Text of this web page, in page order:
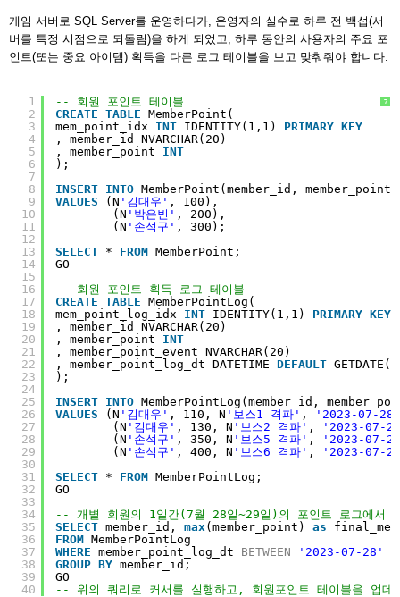
게임 서버로 SQL Server를 운영하다가, 운영자의 실수로 하루 전 백섭(서
버를 특정 시점으로 되돌림)을 하게 되었고, 하루 동안의 사용자의 주요 포
인트(또는 중요 아이템) 획득을 다른 로그 테이블을 보고 맞춰줘야 합니다.
?
1
2
3
4
5
6
7
8
9
10
11
12
13
14
15
16
17
18
19
20
21
22
23
24
25
26
27
28
29
30
31
32
33
34
35
36
37
38
39
40
-- 회원 포인트 테이블
CREATE TABLE MemberPoint(
mem_point_idx INT IDENTITY(1,1) PRIMARY KEY
, member_id NVARCHAR(20)
, member_point INT
);
INSERT INTO MemberPoint(member_id, member_point)
VALUES
(N '김대우' , 100),
(N '박은빈' , 200),
(N '손석구' , 300);
SELECT * FROM MemberPoint;
GO
-- 회원 포인트 획득 로그 테이블
CREATE TABLE MemberPointLog(
mem_point_log_idx INT IDENTITY(1,1) PRIMARY KEY
, member_id NVARCHAR(20)
, member_point INT
, member_point_event NVARCHAR(20)
, member_point_log_dt DATETIME DEFAULT GETDATE()
);
INSERT INTO MemberPointLog(member_id,
VALUES
(N '김대우' , 110, N '보스1 격파' ,
'2023-07-28'
(N '김대우' , 130, N '보스2 격파' ,
'2023-07-
(N '손석구' , 350, N '보스5 격파' ,
'2023-07-
(N '손석구' , 400, N '보스6 격파' ,
'2023-07-
SELECT * FROM MemberPointLog;
GO
-- 개별 회원의 1일간(7월 28일~29일)의 포인트 로그에서
SELECT member_id, max (member_point) as
FROM MemberPointLog
WHERE member_point_log_dt BETWEEN '2023-07-28'
GROUP BY member_id;
GO
-- 위의 쿼리로 커서를 실행하고, 회원포인트 테이블을 업데